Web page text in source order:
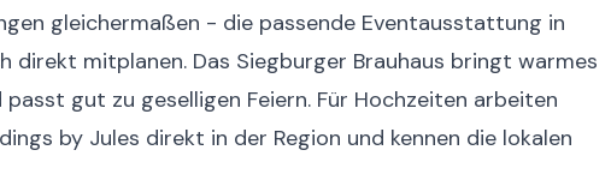
gleichermaßen - die passende Eventausstattung in
direkt mitplanen. Das Siegburger Brauhaus bringt warmes
gut zu geselligen Feiern. Für Hochzeiten arbeiten
by Jules direkt in der Region und kennen die lokalen